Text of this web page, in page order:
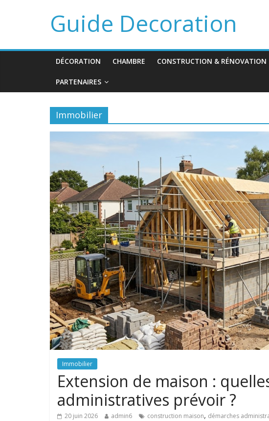
Guide Decoration
DÉCORATION CHAMBRE CONSTRUCTION & RÉNOVATION
PARTENAIRES
Immobilier
Immobilier
Extension de maison :
administratives prévoir ?
20 juin 2026 admin6 construction maison, démarches